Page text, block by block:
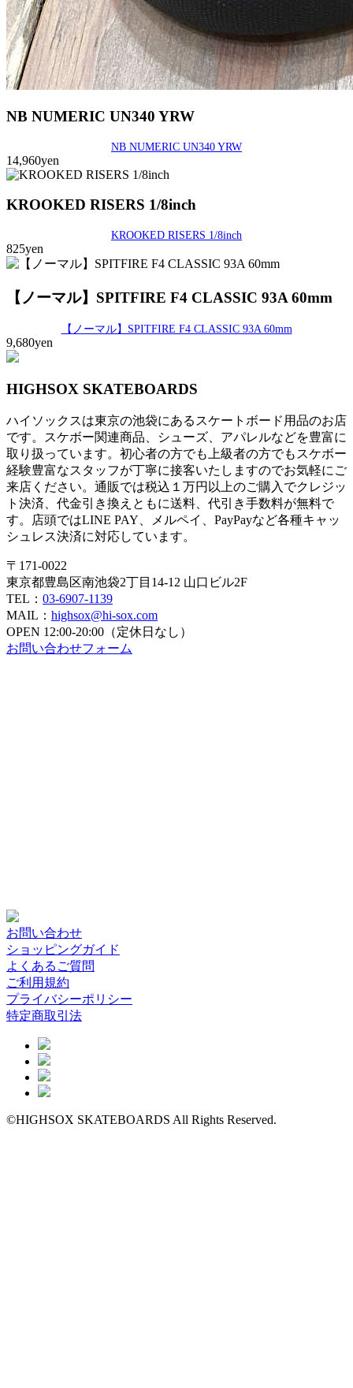
NB NUMERIC UN340 YRW
NB NUMERIC UN340 YRW
14,960yen
KROOKED RISERS 1/8inch
KROOKED RISERS 1/8inch
825yen
【ノーマル】SPITFIRE F4 CLASSIC 93A 60mm
【ノーマル】SPITFIRE F4 CLASSIC 93A 60mm
9,680yen
HIGHSOX SKATEBOARDS
ハイソックスは東京の池袋にあるスケートボード用品のお店
です。スケボー関連商品、シューズ、アパレルなどを豊富に
取り扱っています。初心者の方でも上級者の方でもスケボー
経験豊富なスタッフが丁寧に接客いたしますのでお気軽にご
来店ください。通販では税込１万円以上のご購入でクレジッ
ト決済、代金引き換えともに送料、代引き手数料が無料で
す。店頭ではLINE PAY、メルペイ、PayPayなど各種キャッ
シュレス決済に対応しています。
〒171-0022
東京都豊島区南池袋2丁目14-12 山口ビル2F
TEL： 03-6907-1139
MAIL： highsox@hi-sox.com
OPEN 12:00-20:00（定休日なし）
お問い合わせフォーム
お問い合わせ
ショッピングガイド
よくあるご質問
ご利用規約
プライバシーポリシー
特定商取引法
©HIGHSOX SKATEBOARDS All Rights Reserved.